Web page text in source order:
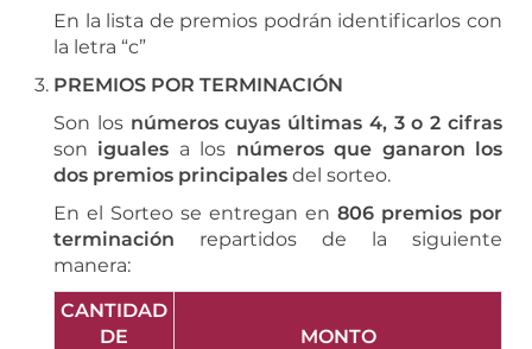
En la lista de premios podrán identificarlos con
la letra “c”
PREMIOS POR TERMINACIÓN
Son los números cuyas últimas 4, 3 o 2 cifras
son iguales a los números que ganaron los
dos premios principales del sorteo.
En el Sorteo se entregan en 806 premios por
terminación repartidos de la siguiente
manera:
CANTIDAD
DE
MONTO